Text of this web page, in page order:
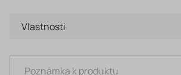
Vlastnosti